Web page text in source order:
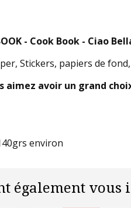
- Cook Book - Ciao
Stickers, papiers de
aimez avoir un grand
environ
également vous